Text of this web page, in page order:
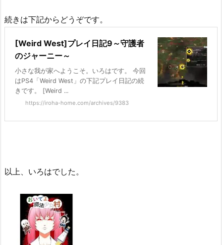
続きは下記からどうぞです。
[Weird West]プレイ日記9～守護者
のジャーニー～
小さな我が家へようこそ。いろはです。 今回
はPS4「Weird West」の下記プレイ日記の続
きです。 [Weird ...
https://iroha-home.com/archives/9383
以上、いろはでした。